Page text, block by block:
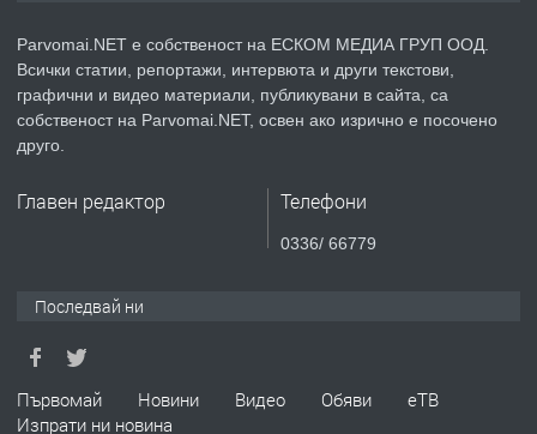
преди 1 година
ПРЕДЛАГА Уроци по Математика
преди 1 година
Parvomai.NET е собственост на ЕСКОМ МЕДИА ГРУП ООД.
Всички статии, репортажи, интервюта и други текстови,
графични и видео материали, публикувани в сайта, са
собственост на Parvomai.NET, освен ако изрично е посочено
друго.
Главен редактор Телефони
0336/ 66779
Последвай ни
Първомай Новини Видео Обяви
еТВ
Изпрати ни новина